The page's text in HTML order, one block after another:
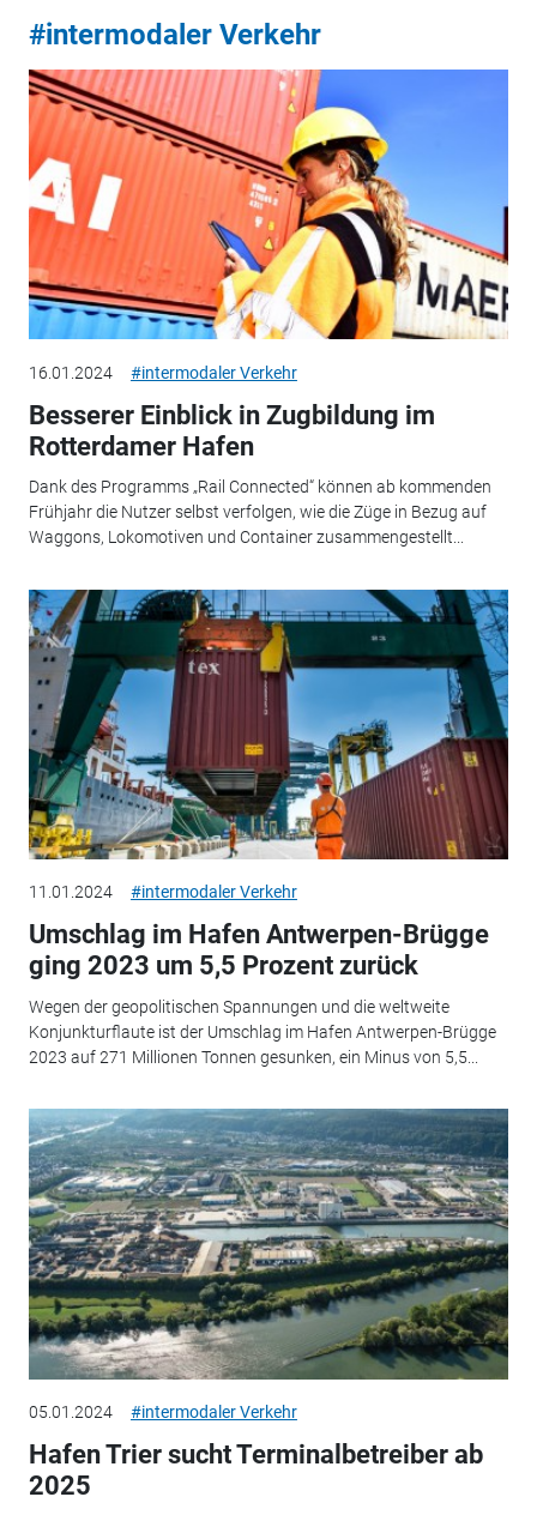
#intermodaler Verkehr
16.01.2024 #intermodaler Verkehr
Besserer Einblick in Zugbildung im
Rotterdamer Hafen
Dank des Programms „Rail Connected“ können ab kommenden
Frühjahr die Nutzer selbst verfolgen, wie die Züge in Bezug auf
Waggons, Lokomotiven und Container zusammengestellt...
11.01.2024 #intermodaler Verkehr
Umschlag im Hafen Antwerpen-Brügge
ging 2023 um 5,5 Prozent zurück
Wegen der geopolitischen Spannungen und die weltweite
Konjunkturflaute ist der Umschlag im Hafen Antwerpen-Brügge
2023 auf 271 Millionen Tonnen gesunken, ein Minus von 5,5...
05.01.2024 #intermodaler Verkehr
Hafen Trier sucht Terminalbetreiber ab
2025